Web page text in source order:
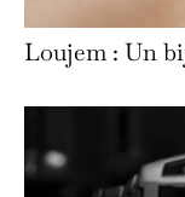
Loujem : Un